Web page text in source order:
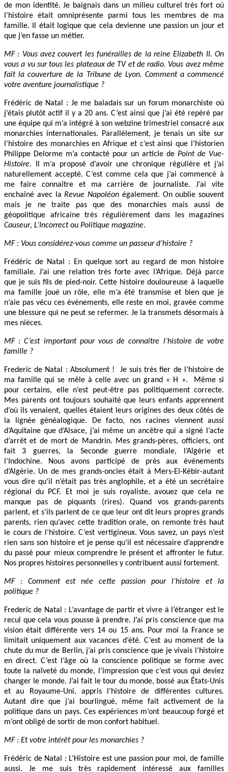
de mon identité. Je baignais dans un milieu culturel très fort où
l’histoire était omniprésente parmi tous les membres de ma
famille. Il était logique que cela devienne une passion un jour et
que j’en fasse un métier.
MF : Vous avez couvert les funérailles de la reine Elizabeth II. On
vous a vu sur tous les plateaux de TV et de radio. Vous avez même
fait la couverture de la Tribune de Lyon. Comment a commencé
votre aventure journalistique ?
Frédéric de Natal : Je me baladais sur un forum monarchiste où
j’étais plutôt actif il y a 20 ans. C’est ainsi que j’ai été repéré par
une équipe qui m’a intégré à son webzine trimestriel consacré aux
monarchies internationales. Parallèlement, je tenais un site sur
l’histoire des monarchies en Afrique et c’est ainsi que l’historien
Philippe Delorme m’a contacté pour un article de Point de Vue-
Histoire. Il m’a proposé d’avoir une chronique régulière et j’ai
naturellement accepté. C’est comme cela que j’ai commencé à
me faire connaître et ma carrière de journaliste. J’ai vite
enchaîné avec laRevue Napoléon également. On oublie souvent
mais je ne traite pas que des monarchies mais aussi de
géopolitique africaine très régulièrement dans les magazines
Causeur, L’Incorrectou Politique magazine.
MF : Vous considérez-vous comme un passeur d’histoire ?
Frédéric de Natal : En quelque sort au regard de mon histoire
familiale. J’ai une relation très forte avec l’Afrique. Déjà parce
que je suis fils de pied-noir. Cette histoire douloureuse à laquelle
ma famille joué un rôle, elle m’a été transmise et bien que je
n’aie pas vécu ces évènements, elle reste en moi, gravée comme
une blessure qui ne peut se refermer. Je la transmets désormais à
mes nièces.
MF : C’est important pour vous de connaître l’histoire de votre
famille ?
Frederic de Natal : Absolument ! Je suis très fier de l’histoire de
ma famille qui se mêle à celle avec un grand « H ». Même si
pour certains, elle n’est peut-être pas politiquement correcte.
Mes parents ont toujours souhaité que leurs enfants apprennent
d’où ils venaient, quelles étaient leurs origines des deux côtés de
la lignée généalogique. De facto, nos racines viennent aussi
d’Aquitaine que d’Alsace, j’ai même un ancêtre qui a signé l’acte
d’arrêt et de mort de Mandrin. Mes grands-pères, officiers, ont
fait 3 guerres, la Seconde guerre mondiale, l’Algérie et
l’Indochine. Nous avons participé de près aux événements
d’Algérie. Un de mes grands-oncles était à Mers-El-Kébir-autant
vous dire qu’il n’était pas très anglophile, et a été un secrétaire
régional du PCF. Et moi je suis royaliste, avouez que cela ne
manque pas de piquants (rires). Quand vos grands-parents
parlent, et s’ils parlent de ce que leur ont dit leurs propres grands
parents, rien qu’avec cette tradition orale, on remonte très haut
le cours de l’histoire. C’est vertigineux. Vous savez, un pays n’est
rien sans son histoire et je pense qu’il est nécessaire d’apprendre
du passé pour mieux comprendre le présent et affronter le futur.
Nos propres histoires personnelles y contribuent aussi fortement.
MF : Comment est née cette passion pour l’histoire et la
politique ?
Frederic de Natal : L’avantage de partir et vivre à l’étranger est le
recul que cela vous pousse à prendre. J’ai pris conscience que ma
vision était différente vers 14 ou 15 ans. Pour moi la France se
limitait uniquement aux vacances d’été. C’est au moment de la
chute du mur de Berlin, j’ai pris conscience que je vivais l’histoire
en direct. C’est l’âge où la conscience politique se forme avec
toute la naïveté du monde, l’impression que c’est vous qui deviez
changer le monde. J’ai fait le tour du monde, bossé aux États-Unis
et au Royaume-Uni, appris l’histoire de différentes cultures.
Autant dire que j’ai bourlingué, même fait activement de la
politique dans un pays. Ces expériences m’ont beaucoup forgé et
m’ont obligé de sortir de mon confort habituel.
MF : Et votre intérêt pour les monarchies ?
Frédéric de Natal : L’Histoire est une passion pour moi, de famille
aussi. Je me suis très rapidement intéressé aux familles